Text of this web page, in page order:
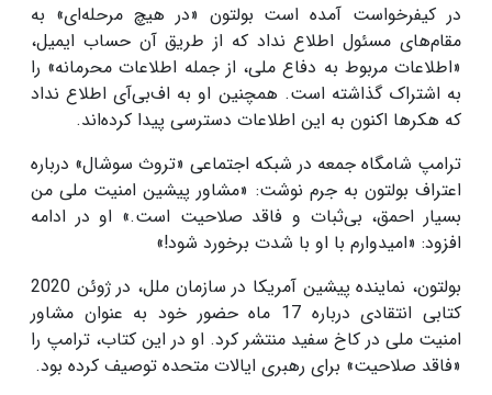
در کیفرخواست آمده است بولتون «در هیچ مرحله‌ای» به
مقام‌های مسئول اطلاع نداد که از طریق آن حساب ایمیل،
«اطلاعات مربوط به دفاع ملی، از جمله اطلاعات محرمانه» را
به اشتراک گذاشته است. همچنین او به اف‌بی‌آی اطلاع نداد
که هکرها اکنون به این اطلاعات دسترسی پیدا کرده‌اند.
ترامپ شامگاه جمعه در شبکه اجتماعی «تروث سوشال» درباره
اعتراف بولتون به جرم نوشت: «مشاور پیشین امنیت ملی من
بسیار احمق، بی‌ثبات و فاقد صلاحیت است.» او در ادامه
افزود: «امیدوارم با او با شدت برخورد شود!»
بولتون، نماینده پیشین آمریکا در سازمان ملل، در ژوئن 2020
کتابی انتقادی درباره 17 ماه حضور خود به عنوان مشاور
امنیت ملی در کاخ سفید منتشر کرد. او در این کتاب، ترامپ را
«فاقد صلاحیت» برای رهبری ایالات متحده توصیف کرده بود.